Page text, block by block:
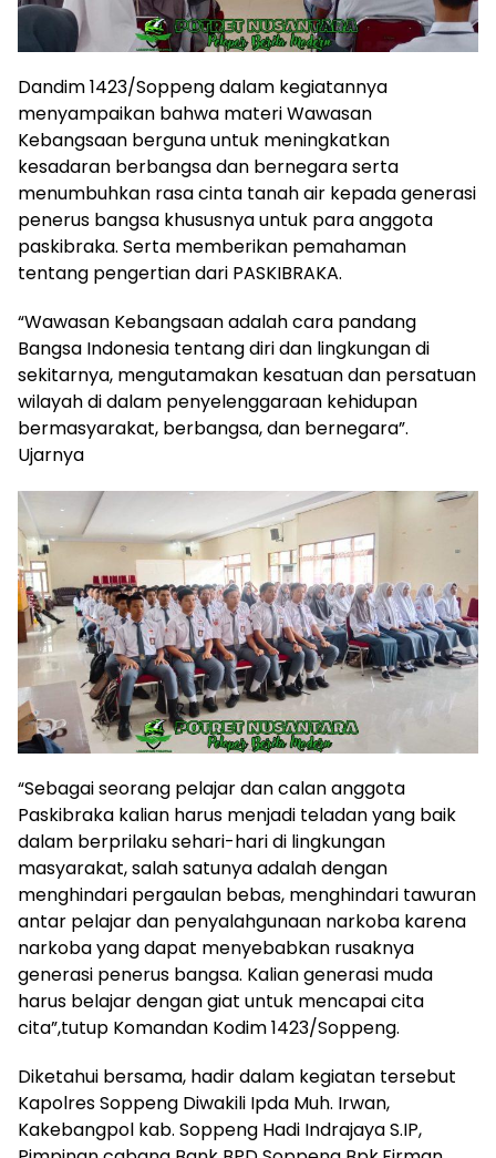
Dandim 1423/Soppeng dalam kegiatannya
menyampaikan bahwa materi Wawasan
Kebangsaan berguna untuk meningkatkan
kesadaran berbangsa dan bernegara serta
menumbuhkan rasa cinta tanah air kepada generasi
penerus bangsa khususnya untuk para anggota
paskibraka. Serta memberikan pemahaman
tentang pengertian dari PASKIBRAKA.
“Wawasan Kebangsaan adalah cara pandang
Bangsa Indonesia tentang diri dan lingkungan di
sekitarnya, mengutamakan kesatuan dan persatuan
wilayah di dalam penyelenggaraan kehidupan
bermasyarakat, berbangsa, dan bernegara”.
Ujarnya
“Sebagai seorang pelajar dan calan anggota
Paskibraka kalian harus menjadi teladan yang baik
dalam berprilaku sehari-hari di lingkungan
masyarakat, salah satunya adalah dengan
menghindari pergaulan bebas, menghindari tawuran
antar pelajar dan penyalahgunaan narkoba karena
narkoba yang dapat menyebabkan rusaknya
generasi penerus bangsa. Kalian generasi muda
harus belajar dengan giat untuk mencapai cita
cita”,tutup Komandan Kodim 1423/Soppeng.
Diketahui bersama, hadir dalam kegiatan tersebut
Kapolres Soppeng Diwakili Ipda Muh. Irwan,
Kakebangpol kab. Soppeng Hadi Indrajaya S.IP,